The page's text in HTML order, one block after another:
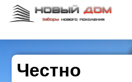
Честно